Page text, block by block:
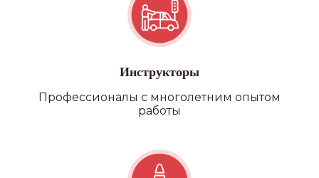
Инструкторы
Профессионалы с многолетним опытом
работы
Категория D